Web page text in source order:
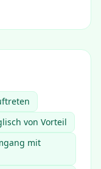
von Vorteil
mit